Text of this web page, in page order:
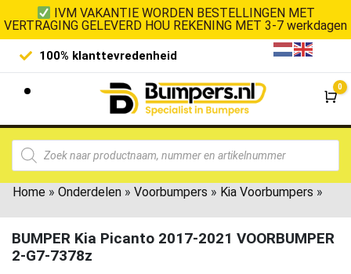
IVM VAKANTIE WORDEN BESTELLINGEN MET
VERTRAGING GELEVERD HOU REKENING MET 3-7 werkdagen
100% klanttevredenheid
0
Home » Onderdelen » Voorbumpers » Kia Voorbumpers »
BUMPER Kia Picanto 2017-2021 VOORBUMPER
2-G7-7378z